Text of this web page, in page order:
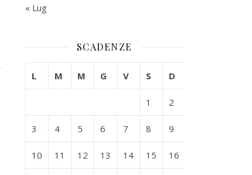
« Lug
SCADENZE
L M M G V S D
1 2
3 4 5 6 7 8 9
10 11 12 13 14 15 16